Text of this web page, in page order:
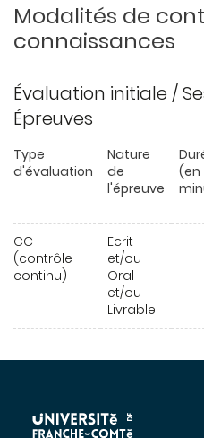
Modalités de
connaissances
Évaluation initiale /
Épreuves
Type
d'évaluation
Nature
de
l'épreuve
(en
CC
(contrôle
continu)
Ecrit
et/ou
Oral
et/ou
Livrable